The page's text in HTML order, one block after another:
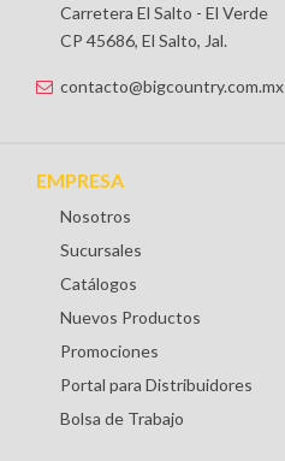
Carretera El Salto - El Verde
CP 45686, El Salto, Jal.
contacto@bigcountry.com.mx
EMPRESA
Nosotros
Sucursales
Catálogos
Nuevos Productos
Promociones
Portal para Distribuidores
Bolsa de Trabajo